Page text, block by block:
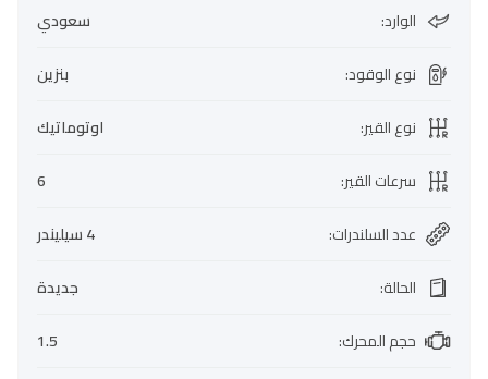
الوارد:
سعودي
نوع الوقود:
بنزين
نوع القير:
اوتوماتيك
سرعات القير:
6
عدد السلندرات:
4 سيليندر
الحالة:
جديدة
حجم المحرك:
1.5